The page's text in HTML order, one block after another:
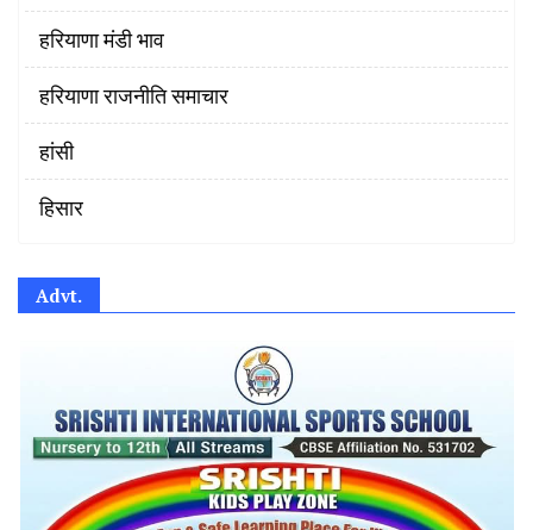
हरियाणा मंडी भाव
हरियाणा राजनीति समाचार
हांसी
हिसार
Advt.